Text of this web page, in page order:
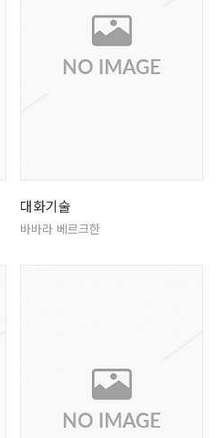
대화기술
바바라 베르크한